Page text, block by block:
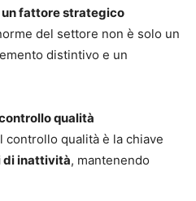
un fattore strategico
del settore non è solo un
distintivo e un
qualità
controllo qualità è la chiave
di inattività, mantenendo